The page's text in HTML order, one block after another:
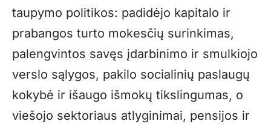
taupymo politikos: padidėjo kapitalo ir
prabangos turto mokesčių surinkimas,
palengvintos savęs įdarbinimo ir smulkiojo
verslo sąlygos, pakilo socialinių paslaugų
kokybė ir išaugo išmokų tikslingumas, o
viešojo sektoriaus atlyginimai, pensijos ir